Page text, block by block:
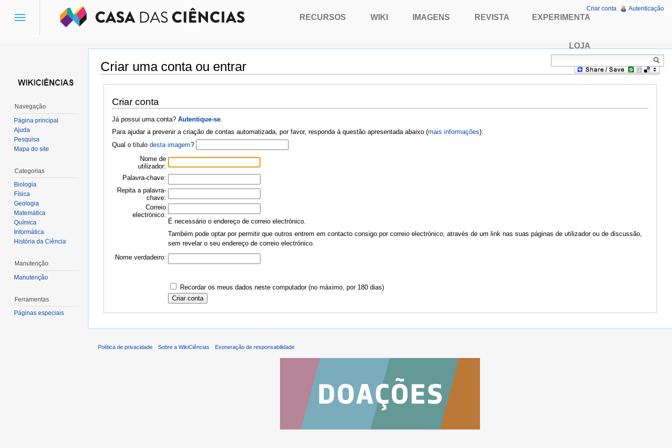
Criar uma conta ou entrar
Ir para:navegação,pesquisa
Criar conta
Já possui uma conta? Autentique-se.
Para ajudar a prevenir a criação de contas automatizada, por favor, responda à questão apresentada abaixo (mais informações):
Qual o título desta imagem?
Nome de
utilizador:
Palavra-chave:
Repita a palavra-
chave:
Correio
electrónico:
É necessário o endereço de correio electrónico.
Também pode optar por permitir que outros entrem em contacto consigo por correio electrónico, através de um link nas suas páginas de utilizador ou de discussão,
sem revelar o seu endereço de correio electrónico.
Nome verdadeiro:
Recordar os meus dados neste computador (no máximo, por 180 dias)
Toggle
RECURSOS WIKI IMAGENS REVISTA EXPERIMENTA
LOJA
Criar conta Autenticação
Navegação
Página principal
Ajuda
Pesquisa
Mapa do site
Categorias
Biologia
Física
Geologia
Matemática
Química
Informática
História da Ciência
Manutenção
Manutenção
Ferramentas
Páginas especiais
Política de privacidade Sobre a WikiCiências Exoneração de responsabilidade